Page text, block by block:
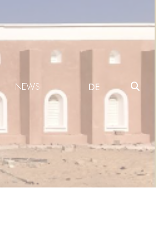
NEWS DE